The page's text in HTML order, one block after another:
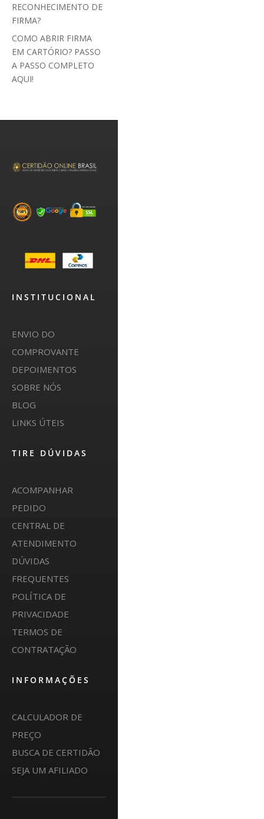
RECONHECIMENTO DE
FIRMA?
COMO ABRIR FIRMA
EM CARTÓRIO? PASSO
A PASSO COMPLETO
AQUI!
INSTITUCIONAL
ENVIO DO
COMPROVANTE
DEPOIMENTOS
SOBRE NÓS
BLOG
LINKS ÚTEIS
TIRE DÚVIDAS
ACOMPANHAR
PEDIDO
CENTRAL DE
ATENDIMENTO
DÚVIDAS
FREQUENTES
POLÍTICA DE
PRIVACIDADE
TERMOS DE
CONTRATAÇÃO
INFORMAÇÕES
CALCULADOR DE
PREÇO
BUSCA DE CERTIDÃO
SEJA UM AFILIADO